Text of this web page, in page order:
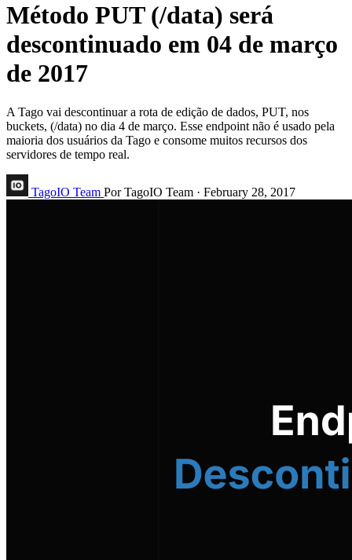
Método PUT (/data) será
descontinuado em 04 de março
de 2017
A Tago vai descontinuar a rota de edição de dados, PUT, nos
buckets, (/data) no dia 4 de março. Esse endpoint não é usado pela
maioria dos usuários da Tago e consome muitos recursos dos
servidores de tempo real.
TagoIO Team Por TagoIO Team · February 28, 2017